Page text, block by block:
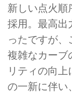
新しい点火順
採用。最高出
ったですが、
複雑なカーブ
リティの向
の一新に伴い